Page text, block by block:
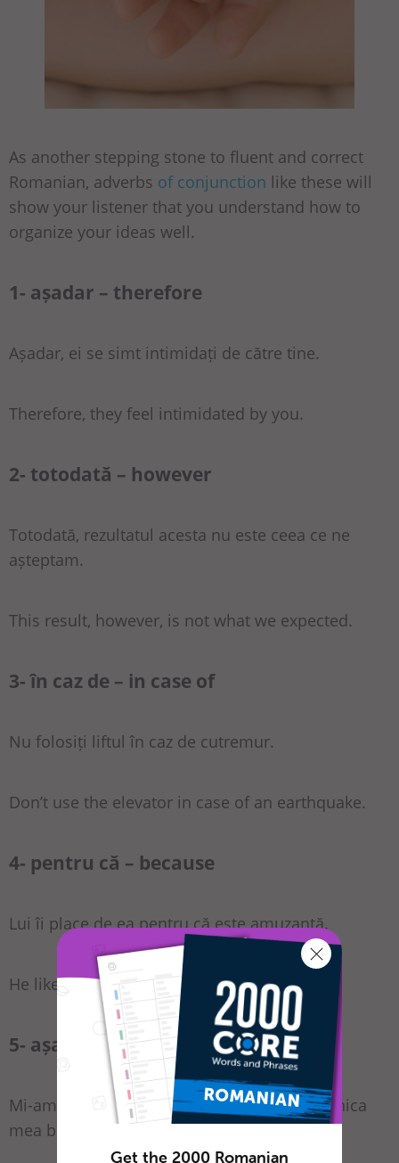
As another stepping stone to fluent and correct
Romanian, adverbs of conjunction like these will
show your listener that you understand how to
organize your ideas well.
1- așadar – therefore
Așadar, ei se simt intimidați de către tine.
Therefore, they feel intimidated by you.
2- totodată – however
Totodată, rezultatul acesta nu este ceea ce ne
așteptam.
This result, however, is not what we expected.
3- în caz de – in case of
Nu folosiți liftul în caz de cutremur.
Don’t use the elevator in case of an earthquake.
4- pentru că – because
Lui îi place de ea pentru că este amuzantă.
He likes her because she is funny.
5- așa că – so that
Mi-am anulat călătoria, așa că pot sta cu bunica
mea bolnavă.
Get the 2000 Romanian